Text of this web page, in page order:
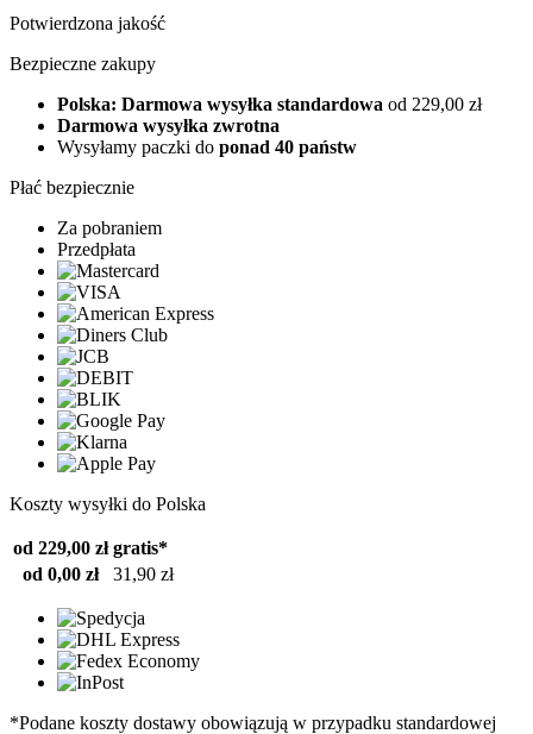
Potwierdzona jakość
Bezpieczne zakupy
Polska: Darmowa wysyłka standardowa od 229,00 zł
Darmowa wysyłka zwrotna
Wysyłamy paczki do ponad 40 państw
Płać bezpiecznie
Za pobraniem
Przedpłata
Koszty wysyłki do Polska
od 229,00 zł gratis*
od 0,00 zł
31,90 zł
*Podane koszty dostawy obowiązują w przypadku standardowej